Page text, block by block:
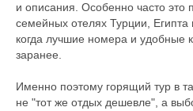
и описания. Особенно часто это
семейных отелях Турции, Египта
когда лучшие номера и удобные
заранее.
Именно поэтому горящий тур в
не "тот же отдых дешевле", а